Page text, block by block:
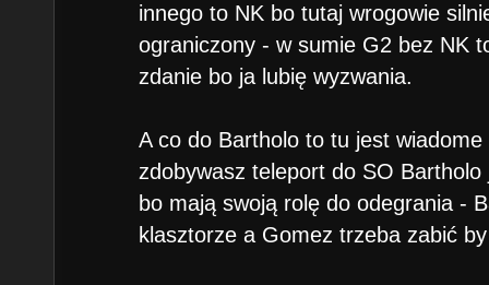
innego to NK bo tutaj wrogowie
ograniczony - w sumie G2 bez NK
zdanie bo ja lubię wyzwania.
A co do Bartholo to tu jest
zdobywasz teleport do SO
bo mają swoją rolę do odegrania -
klasztorze a Gomez trzeba zabić